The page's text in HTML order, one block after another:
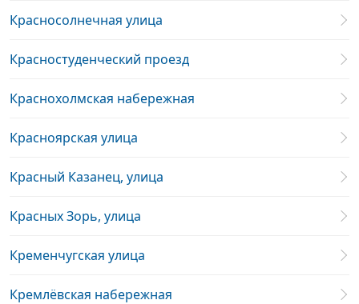
Красносолнечная улица
Красностуденческий проезд
Краснохолмская набережная
Красноярская улица
Красный Казанец, улица
Красных Зорь, улица
Кременчугская улица
Кремлёвская набережная